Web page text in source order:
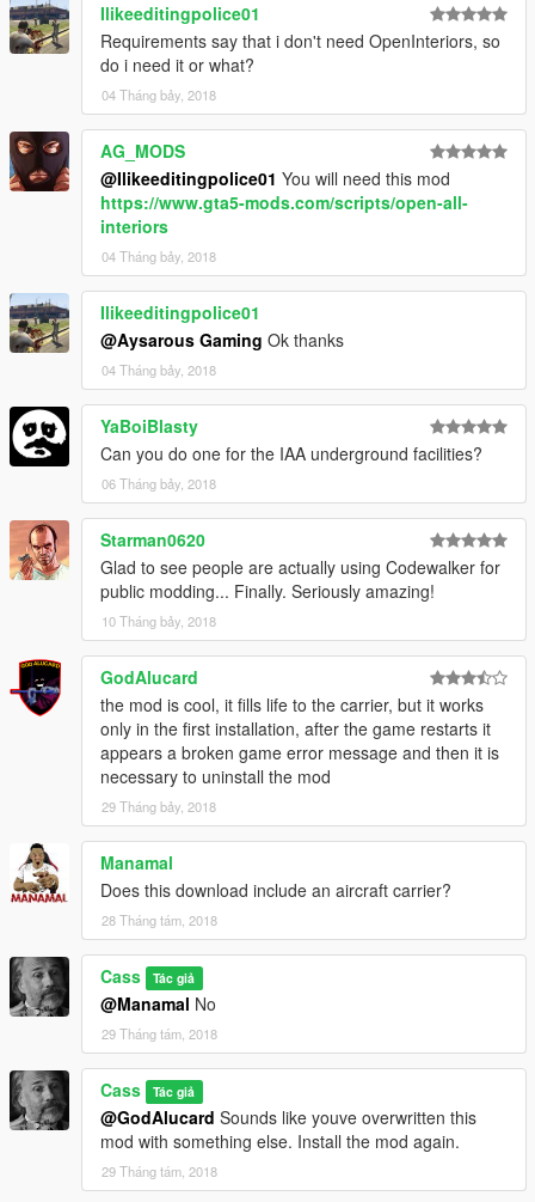
Ilikeeditingpolice01
Requirements say that i don't need OpenInteriors, so
do i need it or what?
04 Tháng bảy, 2018
AG_MODS
@Ilikeeditingpolice01 You will need this mod
https://www.gta5-mods.com/scripts/open-all-
interiors
04 Tháng bảy, 2018
Ilikeeditingpolice01
@Aysarous Gaming Ok thanks
04 Tháng bảy, 2018
YaBoiBlasty
Can you do one for the IAA underground facilities?
06 Tháng bảy, 2018
Starman0620
Glad to see people are actually using Codewalker for
public modding... Finally. Seriously amazing!
10 Tháng bảy, 2018
GodAlucard
the mod is cool, it fills life to the carrier, but it works
only in the first installation, after the game restarts it
appears a broken game error message and then it is
necessary to uninstall the mod
29 Tháng bảy, 2018
Manamal
Does this download include an aircraft carrier?
28 Tháng tám, 2018
Cass Tác giả
@Manamal No
29 Tháng tám, 2018
Cass Tác giả
@GodAlucard Sounds like youve overwritten this
mod with something else. Install the mod again.
29 Tháng tám, 2018